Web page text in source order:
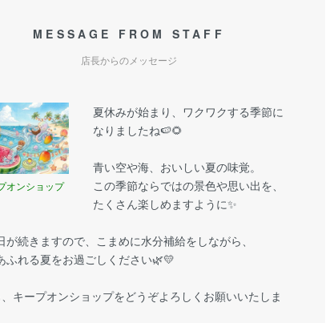
MESSAGE FROM STAFF
店長からのメッセージ
オンショップ
夏休みが始まり、ワクワクする季節に
なりましたね🍉🌻
青い空や海、おいしい夏の味覚。
この季節ならではの景色や思い出を、
たくさん楽しめますように✨
が続きますので、こまめに水分補給をしながら、
ふれる夏をお過ごしください🌿💛
キープオンショップをどうぞよろしくお願いいたしま